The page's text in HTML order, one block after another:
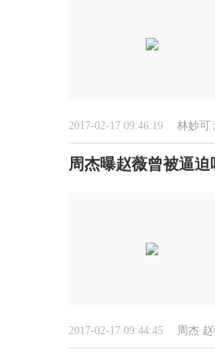
2017-02-17 09:46:19 林妙可
周杰曝赵薇曾被逼
2017-02-17 09:44:45 周杰